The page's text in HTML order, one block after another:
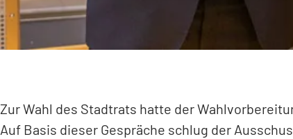
Zur Wahl des Stadtrats hatte der
Auf Basis dieser Gespräche schlug der